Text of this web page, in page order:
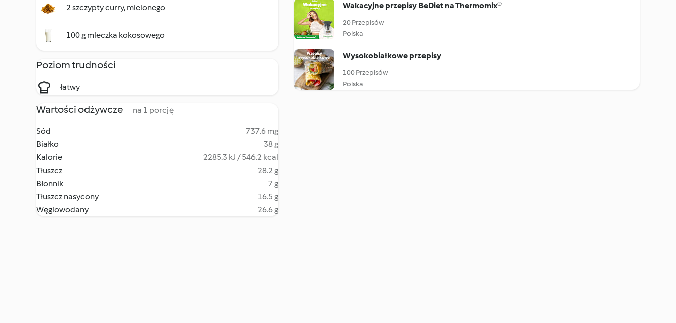
2 szczypty curry, mielonego
100 g mleczka kokosowego
Poziom trudności
łatwy
Wartości odżywcze na 1 porcję
Sód
737.6 mg
Białko
38 g
Kalorie
2285.3 kJ / 546.2 kcal
Tłuszcz
28.2 g
Błonnik
7 g
Tłuszcz nasycony
16.5 g
Węglowodany
26.6 g
Wakacyjne przepisy BeDiet na Thermomix®
20 Przepisów
Polska
Wysokobiałkowe przepisy
100 Przepisów
Polska